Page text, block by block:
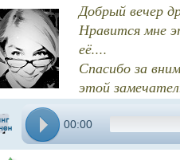
Добрый вечер
Нравится мне
её....
Спасибо за
этой
00:00